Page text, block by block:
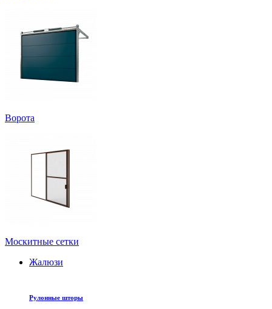
Ворота
Москитные сетки
Жалюзи
Рулонные шторы